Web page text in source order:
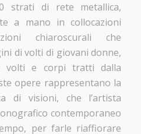
strati di rete metallica,
a mano in collocazioni
chiaroscurali che
di volti di giovani donne,
volti e corpi tratti dalla
opere rappresentano la
di visioni, che l’artista
contemporaneo
per farle riaffiorare